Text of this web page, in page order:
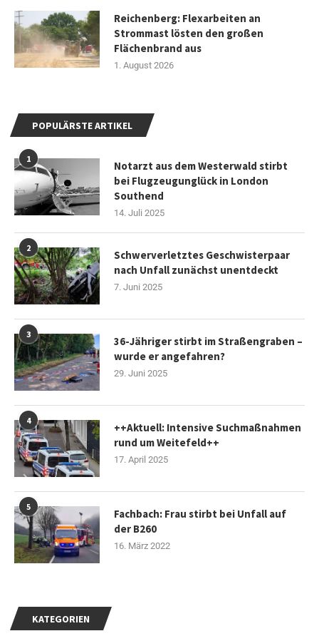
KATEGORIEN
Reichenberg: Flexarbeiten an
Strommast lösten den großen
Flächenbrand aus
1. August 2026
POPULÄRSTE ARTIKEL
1
Notarzt aus dem Westerwald stirbt
bei Flugzeugunglück in London
Southend
14. Juli 2025
2
Schwerverletztes Geschwisterpaar
nach Unfall zunächst unentdeckt
7. Juni 2025
3
36-Jähriger stirbt im Straßengraben –
wurde er angefahren?
29. Juni 2025
4
++Aktuell: Intensive Suchmaßnahmen
rund um Weitefeld++
17. April 2025
5
Fachbach: Frau stirbt bei Unfall auf
der B260
16. März 2022